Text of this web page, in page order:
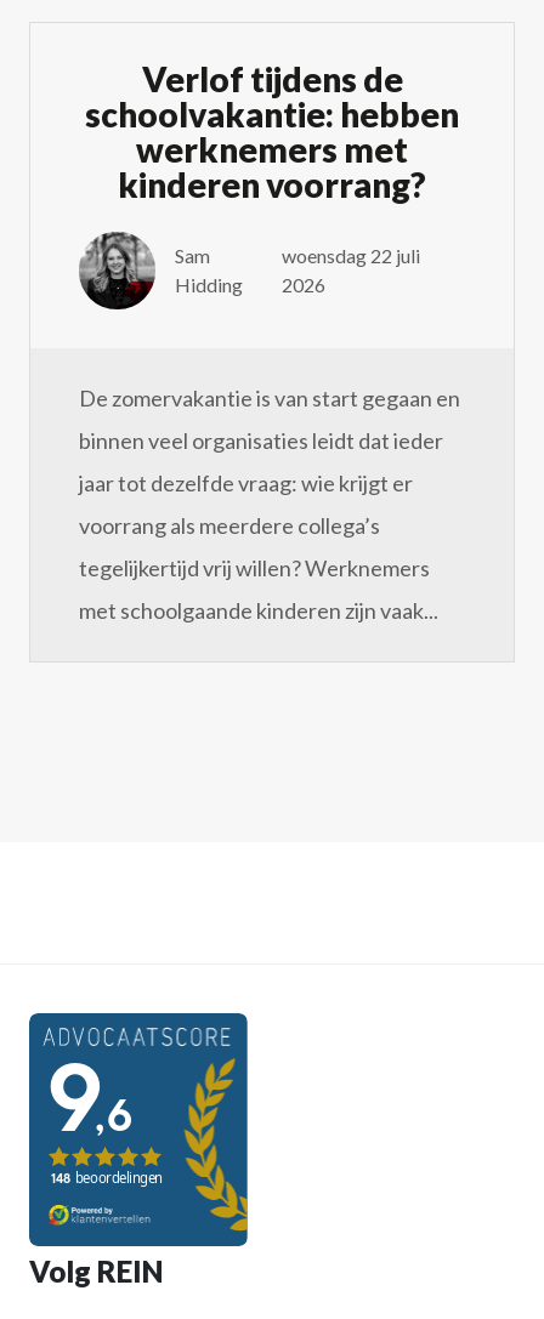
Verlof tijdens de
schoolvakantie: hebben
werknemers met
kinderen voorrang?
Sam
Hidding
woensdag 22 juli
2026
De zomervakantie is van start gegaan en
binnen veel organisaties leidt dat ieder
jaar tot dezelfde vraag: wie krijgt er
voorrang als meerdere collega’s
tegelijkertijd vrij willen? Werknemers
met schoolgaande kinderen zijn vaak...
Volg REIN